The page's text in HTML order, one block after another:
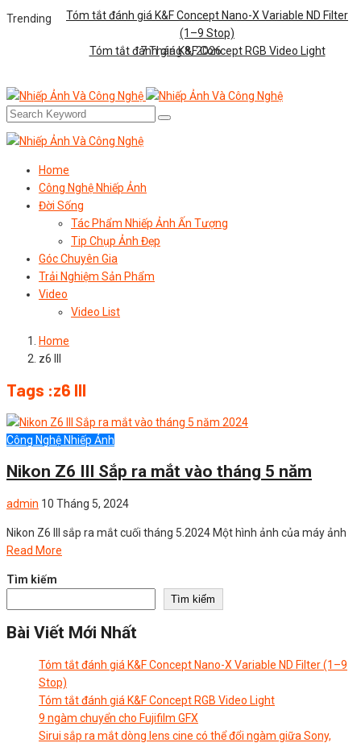
Trending
Tóm tắt đánh giá K&F Concept Nano-X Variable ND Filter
(1–9 Stop)
Tóm tắt đánh giá K&F Concept RGB Video Light
7 Tháng 8, 2026
Home
Công Nghệ Nhiếp Ảnh
Đời Sống
Tác Phẩm Nhiếp Ảnh Ấn Tượng
Tip Chụp Ảnh Đẹp
Góc Chuyên Gia
Trải Nghiệm Sản Phẩm
Video
Video List
Home
z6 III
Tags :z6 III
Công Nghệ Nhiếp Ảnh
Nikon Z6 III Sắp ra mắt vào tháng 5 năm
admin 10 Tháng 5, 2024
Nikon Z6 III sắp ra mắt cuối tháng 5.2024 Một hình ảnh của máy ảnh
Read More
Tìm kiếm
Tìm kiếm
Bài Viết Mới Nhất
Tóm tắt đánh giá K&F Concept Nano-X Variable ND Filter (1–9
Stop)
Tóm tắt đánh giá K&F Concept RGB Video Light
9 ngàm chuyển cho Fujifilm GFX
Sirui sắp ra mắt dòng lens cine có thể đổi ngàm giữa Sony,